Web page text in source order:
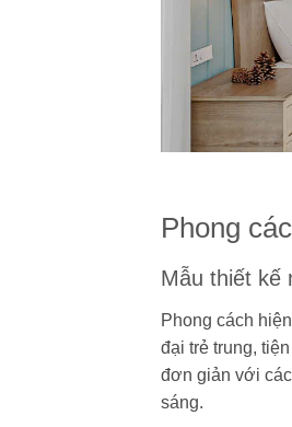
Phong
Mẫu thiết kế
Phong cách
đại trẻ trung,
đơn giản với
sáng.